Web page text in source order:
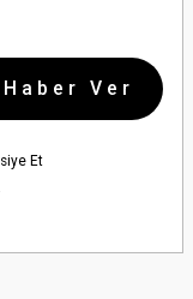
Ver
Et